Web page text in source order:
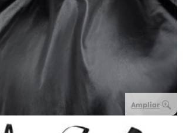
Ampliar